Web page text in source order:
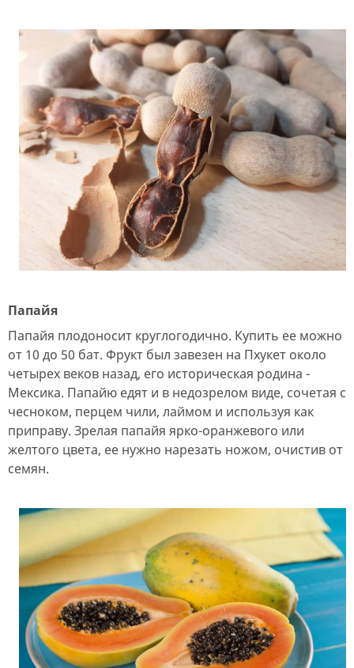
Папайя
Папайя плодоносит круглогодично. Купить ее можно
от 10 до 50 бат. Фрукт был завезен на Пхукет около
четырех веков назад, его историческая родина -
Мексика. Папайю едят и в недозрелом виде, сочетая с
чесноком, перцем чили, лаймом и используя как
приправу. Зрелая папайя ярко-оранжевого или
желтого цвета, ее нужно нарезать ножом, очистив от
семян.